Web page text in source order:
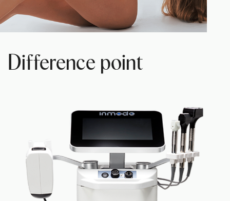
Difference point